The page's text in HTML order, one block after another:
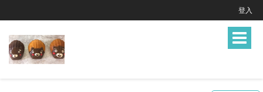
登入
Toggle